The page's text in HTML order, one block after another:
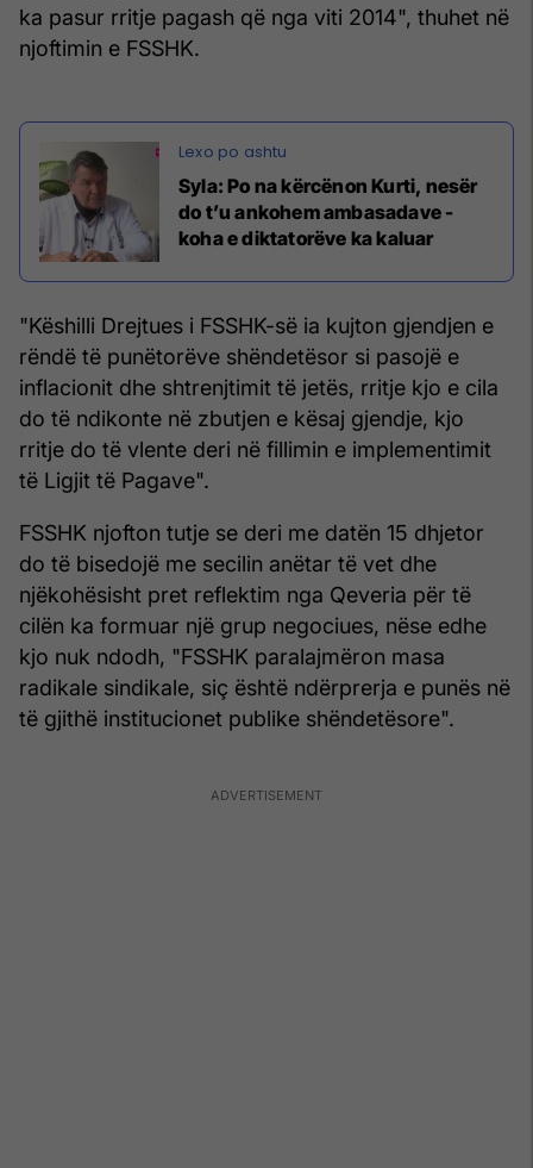
ka pasur rritje pagash që nga viti 2014", thuhet në
njoftimin e FSSHK.
Syla: Po na kërcënon Kurti, nesër
do t’u ankohem ambasadave -
koha e diktatorëve ka kaluar
"Këshilli Drejtues i FSSHK-së ia kujton gjendjen e
rëndë të punëtorëve shëndetësor si pasojë e
inflacionit dhe shtrenjtimit të jetës, rritje kjo e cila
do të ndikonte në zbutjen e kësaj gjendje, kjo
rritje do të vlente deri në fillimin e implementimit
të Ligjit të Pagave".
FSSHK njofton tutje se deri me datën 15 dhjetor
do të bisedojë me secilin anëtar të vet dhe
njëkohësisht pret reflektim nga Qeveria për të
cilën ka formuar një grup negociues, nëse edhe
kjo nuk ndodh, "FSSHK paralajmëron masa
radikale sindikale, siç është ndërprerja e punës në
të gjithë institucionet publike shëndetësore".